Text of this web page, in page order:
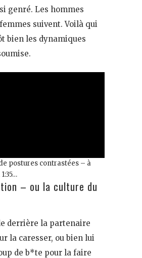
genré. Les hommes
suivent. Voilà qui
bien les dynamiques
postures contrastées – à
– ou la culture du
derrière la partenaire
la caresser, ou bien lui
de b*te pour la faire